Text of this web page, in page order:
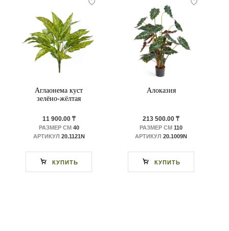
Аглаонема куст
зелёно-жёлтая
11 900.00 ₸
РАЗМЕР СМ40
АРТИКУЛ 20.1121N
КУПИТЬ
Алоказия
213 500.00 ₸
РАЗМЕР СМ 110
АРТИКУЛ 20.1009N
КУПИТЬ